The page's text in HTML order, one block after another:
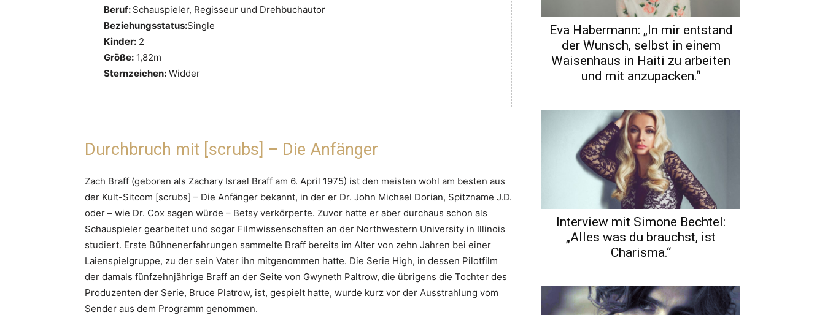
Beruf: Schauspieler, Regisseur und Drehbuchautor
Beziehungsstatus:Single
Kinder: 2
Größe: 1,82m
Sternzeichen: Widder
Durchbruch mit [scrubs] – Die Anfänger
Zach Braff (geboren als Zachary Israel Braff am 6. April 1975) ist den meisten wohl am besten aus
der Kult-Sitcom [scrubs] – Die Anfänger bekannt, in der er Dr. John Michael Dorian, Spitzname J.D.
oder – wie Dr. Cox sagen würde – Betsy verkörperte. Zuvor hatte er aber durchaus schon als
Schauspieler gearbeitet und sogar Filmwissenschaften an der Northwestern University in Illinois
studiert. Erste Bühnenerfahrungen sammelte Braff bereits im Alter von zehn Jahren bei einer
Laienspielgruppe, zu der sein Vater ihn mitgenommen hatte. Die Serie High, in dessen Pilotfilm
der damals fünfzehnjährige Braff an der Seite von Gwyneth Paltrow, die übrigens die Tochter des
Produzenten der Serie, Bruce Platrow, ist, gespielt hatte, wurde kurz vor der Ausstrahlung vom
Sender aus dem Programm genommen.
Eva Habermann: „In mir entstand
der Wunsch, selbst in einem
Waisenhaus in Haiti zu arbeiten
und mit anzupacken.“
Interview mit Simone Bechtel:
„Alles was du brauchst, ist
Charisma.“